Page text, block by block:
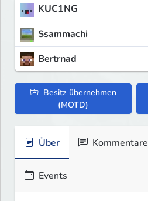
KUC1NG
Ssammachi
Bertrnad
Besitz übernehmen
(MOTD)
Über Kommentare
Events